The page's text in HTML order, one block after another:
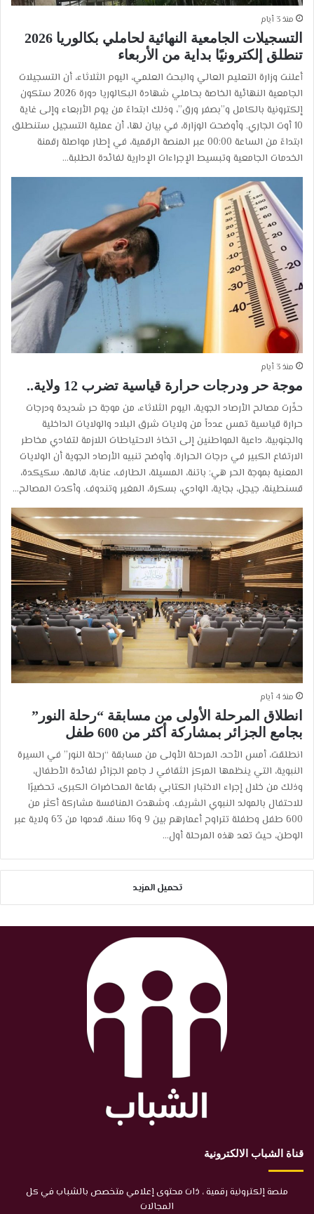
منذ 3 أيام
التسجيلات الجامعية النهائية لحاملي بكالوريا 2026
تنطلق إلكترونيًا بداية من الأربعاء
أعلنت وزارة التعليم العالي والبحث العلمي، اليوم الثلاثاء، أن التسجيلات
الجامعية النهائية الخاصة بحاملي شهادة البكالوريا دورة 2026 ستكون
إلكترونية بالكامل و”بصفر ورق”، وذلك ابتداءً من يوم الأربعاء وإلى غاية
10 أوت الجاري. وأوضحت الوزارة، في بيان لها، أن عملية التسجيل ستنطلق
ابتداءً من الساعة 00:00 عبر المنصة الرقمية، في إطار مواصلة رقمنة
الخدمات الجامعية وتبسيط الإجراءات الإدارية لفائدة الطلبة…
منذ 3 أيام
موجة حر ودرجات حرارة قياسية تضرب 12 ولاية..
حذّرت مصالح الأرصاد الجوية، اليوم الثلاثاء، من موجة حر شديدة ودرجات
حرارة قياسية تمس عدداً من ولايات شرق البلاد والولايات الداخلية
والجنوبية، داعية المواطنين إلى اتخاذ الاحتياطات اللازمة لتفادي مخاطر
الارتفاع الكبير في درجات الحرارة. وأوضح تنبيه الأرصاد الجوية أن الولايات
المعنية بموجة الحر هي: باتنة، المسيلة، الطارف، عنابة، قالمة، سكيكدة،
قسنطينة، جيجل، بجاية، الوادي، بسكرة، المغير وتندوف. وأكدت المصالح…
منذ 4 أيام
انطلاق المرحلة الأولى من مسابقة “رحلة النور”
بجامع الجزائر بمشاركة أكثر من 600 طفل
انطلقت، أمس الأحد، المرحلة الأولى من مسابقة “رحلة النور” في السيرة
النبوية، التي ينظمها المركز الثقافي لـ جامع الجزائر لفائدة الأطفال،
وذلك من خلال إجراء الاختبار الكتابي بقاعة المحاضرات الكبرى، تحضيرًا
للاحتفال بالمولد النبوي الشريف. وشهدت المنافسة مشاركة أكثر من
600 طفل وطفلة تتراوح أعمارهم بين 9 و16 سنة، قدموا من 63 ولاية عبر
الوطن، حيث تعد هذه المرحلة أول…
تحميل المزيد
قناة الشباب الالكترونية
منصة إلكترونية رقمية ، ذات محتوى إعلامي متخصص بالشباب في كل
المجالات